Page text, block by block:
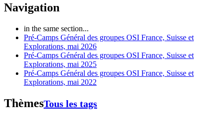
Navigation
in the same section...
Pré-Camps Général des groupes OSI France, Suisse et
Explorations, mai 2026
Pré-Camps Général des groupes OSI France, Suisse et
Explorations, mai 2025
Pré-Camps Général des groupes OSI France, Suisse et
Explorations, mai 2022
ThèmesTous les tags